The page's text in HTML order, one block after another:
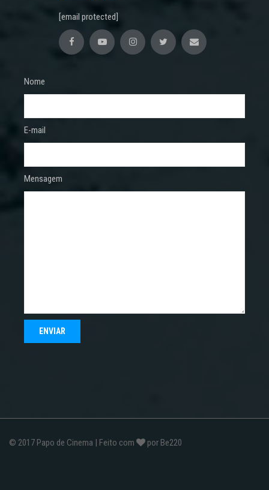
[email protected]
Nome
E-mail
Mensagem
© 2017 Papo de Cinema | Feito com por Be220